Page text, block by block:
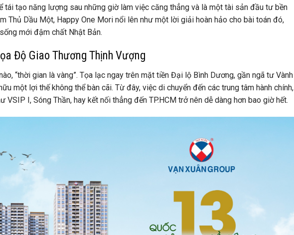
tái tạo năng lượng sau những giờ làm việc căng thẳng và là một tài sản đầu tư bền
Thủ Dầu Một, Happy One Mori nổi lên như một lời giải hoàn hảo cho bài toán đó,
mới đậm chất Nhật Bản.
Độ Giao Thương Thịnh Vượng
“thời gian là vàng”. Tọa lạc ngay trên mặt tiền Đại lộ Bình Dương, gần ngã tư Vành
một lợi thế không thể bàn cãi. Từ đây, việc di chuyển đến các trung tâm hành chính,
VSIP I, Sóng Thần, hay kết nối thẳng đến TP.HCM trở nên dễ dàng hơn bao giờ hết.